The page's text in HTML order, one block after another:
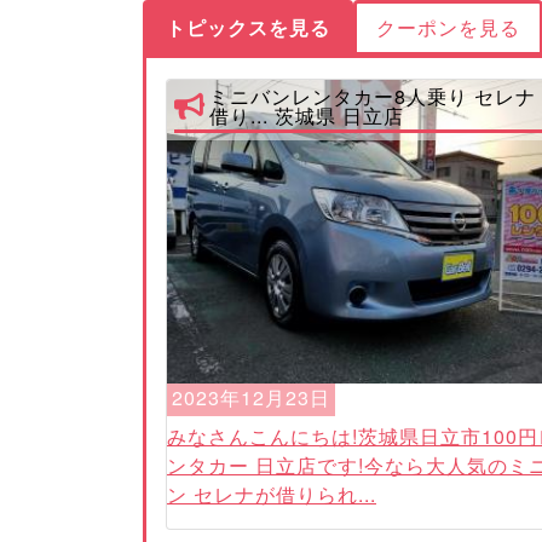
トピックスを見る クーポンを見る
ミニバンレンタカー8人乗り セレナ
借り... 茨城県 日立店
2023年12月23日
みなさんこんにちは!茨城県日立市100
ンタカー 日立店です!今なら大人気のミ
ン セレナが借りられ...